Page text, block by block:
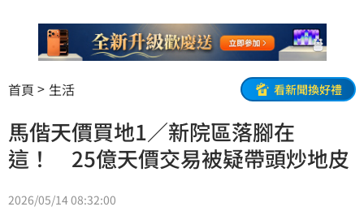
首頁 生活 看新聞換好禮
馬偕天價買地1／新院區落腳在
這！ 25億天價交易被疑帶頭炒地皮
2026/05/14 08:32:00